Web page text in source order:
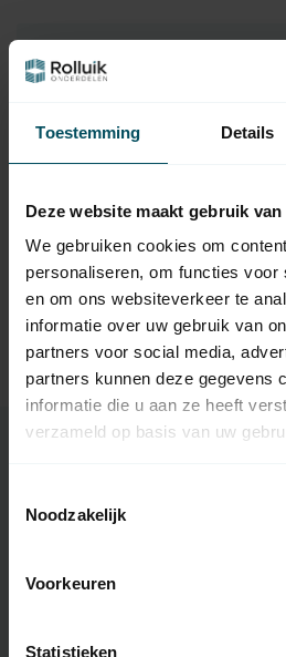
Toestemming Details
Deze website maakt gebruik
We gebruiken cookies om
personaliseren, om functies voor
en om ons websiteverkeer te
informatie over uw gebruik van
partners voor social media,
partners kunnen deze gegevens
informatie die u aan ze heeft
verzameld op basis van uw
Noodzakelijk
Voorkeuren
Statistieken
Hulp nodig bij het
Neem contact op met een
Gerelateerde producten
TypeError: Failed to fetch
https://
onderdelen/arreteernokken/